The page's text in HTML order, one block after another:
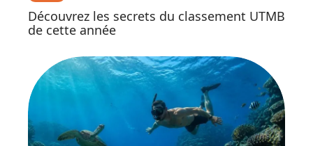
Découvrez les secrets du classement UTMB
de cette année